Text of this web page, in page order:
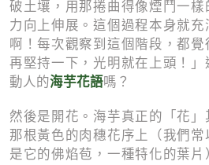
破土壤，用那捲曲得像煙鬥一
力向上伸展。這個過程本身就充
啊！每次觀察到這個階段，都覺
再堅持一下，光明就在上頭！
動人的海芋花語嗎？
然後是開花。海芋真正的「花
那根黃色的肉穗花序上（我們
是它的佛焰苞，一種特化的葉